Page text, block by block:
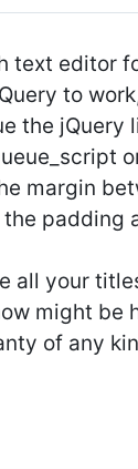
text editor
to
the jQuery
margin
padding
all your
might be
of any